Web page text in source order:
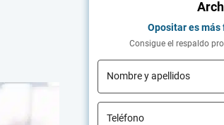
Opositar es más
Consigue el respaldo
Nombre y apellidos
Teléfono